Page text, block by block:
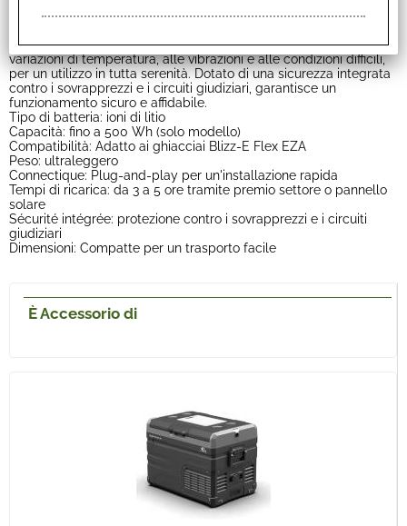
Una garanzia di affidabilità e durata
questa batteria offre una durata eccezionale. Resiste alle
variazioni di temperatura, alle vibrazioni e alle condizioni difficili,
per un utilizzo in tutta serenità. Dotato di una sicurezza integrata
contro i sovrapprezzi e i circuiti giudiziari, garantisce un
funzionamento sicuro e affidabile.
Tipo di batteria: ioni di litio
Capacità: fino a 500 Wh (solo modello)
Compatibilità: Adatto ai ghiacciai Blizz-E Flex EZA
Peso: ultraleggero
Connectique: Plug-and-play per un'installazione rapida
Tempi di ricarica: da 3 a 5 ore tramite premio settore o pannello
solare
Sécurité intégrée: protezione contro i sovrapprezzi e i circuiti
giudiziari
Dimensioni: Compatte per un trasporto facile
È Accessorio di